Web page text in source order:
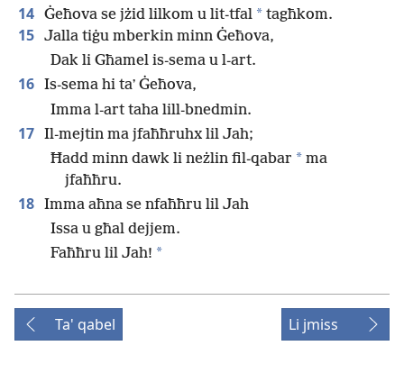
14 Ġeħova se jżid lilkom u lit-tfal * tagħkom.
15 Jalla tiġu mberkin minn Ġeħova,
Dak li Għamel is-sema u l-art.
16 Is-sema hi taʼ Ġeħova,
Imma l-art taha lill-bnedmin.
17 Il-mejtin ma jfaħħruhx lil Jah;
Ħadd minn dawk li neżlin fil-qabar * ma
jfaħħru.
18 Imma aħna se nfaħħru lil Jah
Issa u għal dejjem.
Faħħru lil Jah! *
Ta' qabel Li jmiss